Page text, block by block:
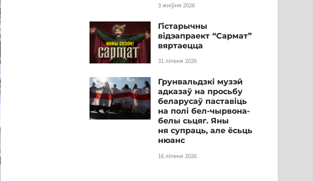
3 жніўня 2026
Гістарычны
відэапраект “Сармат”
вяртаецца
31 ліпеня 2026
Грунвальдзкі музэй
адказаў на просьбу
беларусаў паставіць
на полі бел-чырвона-
белы сьцяг. Яны
ня супраць, але ёсьць
нюанс
16 ліпеня 2026